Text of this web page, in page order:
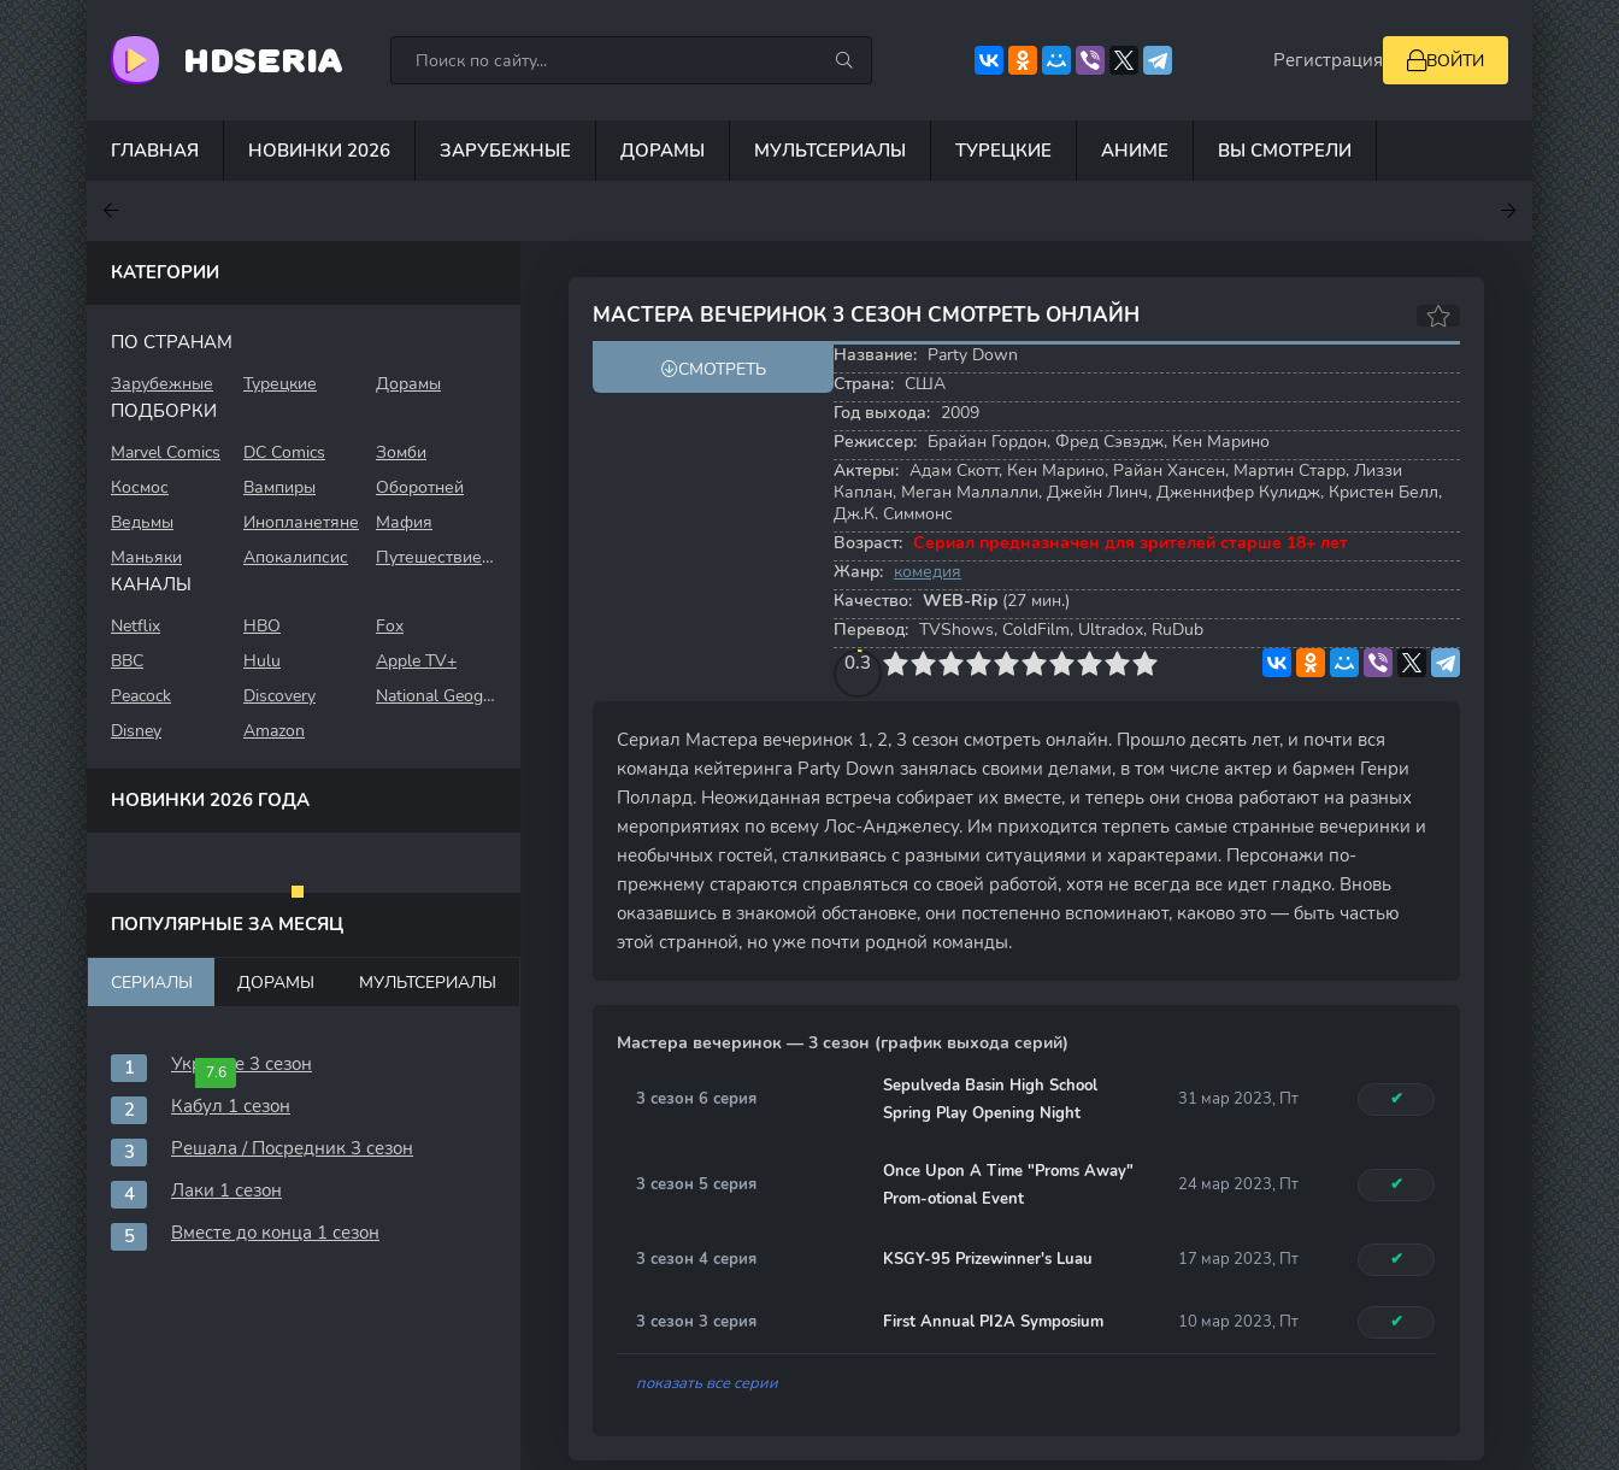
HDSERIA Регистрация ВОЙТИ
ГЛАВНАЯ НОВИНКИ 2026 ЗАРУБЕЖНЫЕ ДОРАМЫ МУЛЬТСЕРИАЛЫ ТУРЕЦКИЕ АНИМЕ ВЫ СМОТРЕЛИ
7.8
МАСТЕРА ВЕЧЕРИНОК 3 СЕЗОН СМОТРЕТЬ ОНЛАЙН
6.8 8.2
СМОТРЕТЬ
Название: Party Down
Страна: США
Год выхода: 2009
Режиссер: Брайан Гордон, Фред Сэвэдж, Кен Марино
Актеры: Адам Скотт, Кен Марино, Райан Хансен, Мартин Старр, Лиззи
Каплан, Меган Маллалли, Джейн Линч, Дженнифер Кулидж, Кристен Белл,
Дж.К. Симмонс
Возраст: Сериал предназначен для зрителей старше 18+ лет
Жанр: комедия
Качество: WEB-Rip (27 мин.)
Перевод: TVShows, ColdFilm, Ultradox, RuDub
0.3
4 6 7 8 9 10
Сериал Мастера вечеринок 1, 2, 3 сезон смотреть онлайн. Прошло десять лет, и почти вся
команда кейтеринга Party Down занялась своими делами, в том числе актер и бармен Генри
Поллард. Неожиданная встреча собирает их вместе, и теперь они снова работают на разных
мероприятиях по всему Лос-Анджелесу. Им приходится терпеть самые странные вечеринки и
необычных гостей, сталкиваясь с разными ситуациями и характерами. Персонажи по-
прежнему стараются справляться со своей работой, хотя не всегда все идет гладко. Вновь
оказавшись в знакомой обстановке, они постепенно вспоминают, каково это — быть частью
этой странной, но уже почти родной команды.
Мастера вечеринок — 3 сезон (график выхода серий)
3 сезон 6 серия
Sepulveda Basin High School
Spring Play Opening Night
31 мар 2023, Пт ✔
3 сезон 5 серия
Once Upon A Time "Proms Away"
Prom-otional Event
24 мар 2023, Пт ✔
3 сезон 4 серия KSGY-95 Prizewinner's Luau 17 мар 2023, Пт ✔
3 сезон 3 серия First Annual PI2A Symposium 10 мар 2023, Пт ✔
показать все серии
КАТЕГОРИИ
ПО СТРАНАМ
Зарубежные Турецкие Дорамы
ПОДБОРКИ
Marvel Comics DC Comics
Зомби
Космос
Вампиры
Оборотней
Ведьмы
Инопланетяне
Мафия
Маньяки
Апокалипсис Путешествие во времени
КАНАЛЫ
Netflix HBO
Fox
BBC
Hulu
Apple TV+
Peacock
Discovery
National Geographic
Disney
Amazon
НОВИНКИ 2026 ГОДА
ПОПУЛЯРНЫЕ ЗА МЕСЯЦ
СЕРИАЛЫ ДОРАМЫ МУЛЬТСЕРИАЛЫ
7.6
Укрытие 3 сезон
Кабул 1 сезон
Решала / Посредник 3 сезон
Лаки 1 сезон
Вместе до конца 1 сезон